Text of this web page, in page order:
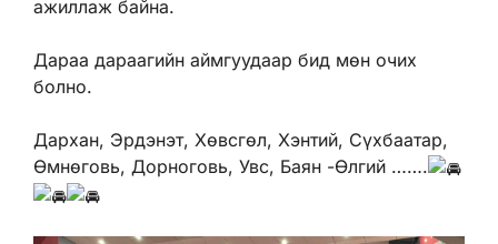
ажиллаж байна.
Дараа дараагийн аймгуудаар бид мөн очих
болно.
Дархан, Эрдэнэт, Хөвсгөл, Хэнтий, Сүхбаатар,
Өмнөговь, Дорноговь, Увс, Баян -Өлгий …….